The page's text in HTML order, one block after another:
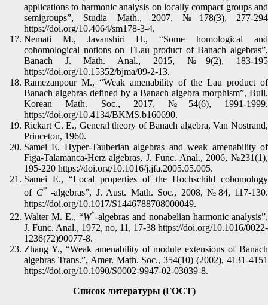
applications to harmonic analysis on locally compact groups and
semigroups”, Studia Math., 2007, №178(3), 277-294
https://doi.org/10.4064/sm178-3-4.
Nemati M., Javanshiri H., “Some homological and
cohomological notions on TLau product of Banach algebras”,
Banach J. Math. Anal., 2015, №9(2), 183-195
https://doi.org/10.15352/bjma/09-2-13.
Ramezanpour M., “Weak amenability of the Lau product of
Banach algebras defined by a Banach algebra morphism”, Bull.
Korean Math. Soc., 2017, №54(6), 1991-1999.
https://doi.org/10.4134/BKMS.b160690.
Rickart C. E., General theory of Banach algebra, Van Nostrand,
Princeton, 1960.
Samei E. Hyper-Tauberian algebras and weak amenability of
Figa-Talamanca-Herz algebras, J. Func. Anal., 2006, №231(1),
195-220 https://doi.org/10.1016/j.jfa.2005.05.005.
Samei E., “Local properties of the Hochschild cohomology
of C* -algebras”, J. Aust. Math. Soc., 2008, №84, 117-130.
https://doi.org/10.1017/S1446788708000049.
Walter M. E., “W*-algebras and nonabelian harmonic analysis”,
J. Func. Anal., 1972, no, 11, 17-38 https://doi.org/10.1016/0022-
1236(72)90077-8.
Zhang Y., “Weak amenability of module extensions of Banach
algebras Trans.”, Amer. Math. Soc., 354(10) (2002), 4131-4151
https://doi.org/10.1090/S0002-9947-02-03039-8.
Список литературы (ГОСТ)